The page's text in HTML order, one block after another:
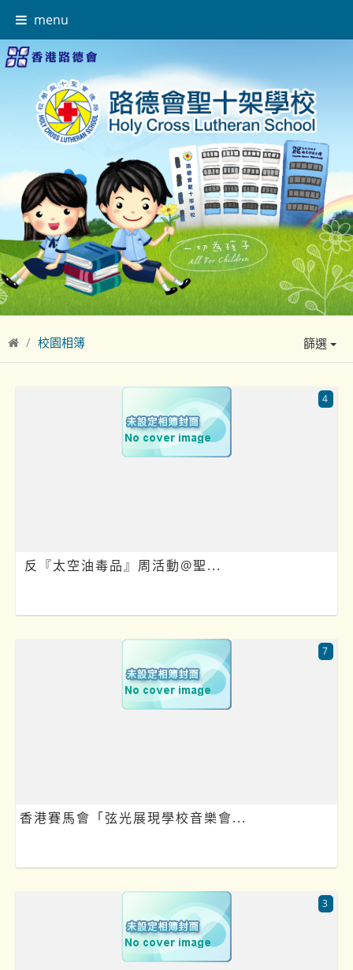
menu
校園相簿 篩選
‍️ 反『太空油毒品』周活動@聖...
4
香港賽馬會「弦光展現學校音樂會...
7
3